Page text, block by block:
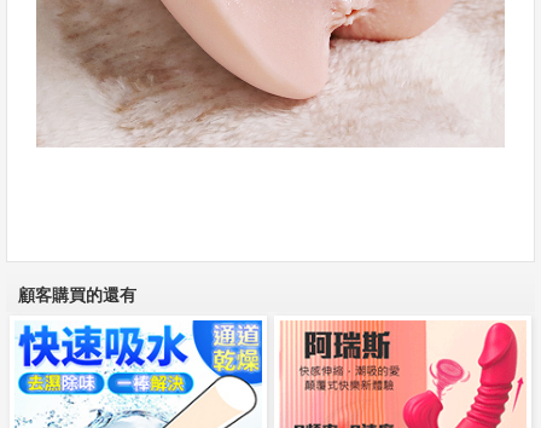
顧客購買的還有